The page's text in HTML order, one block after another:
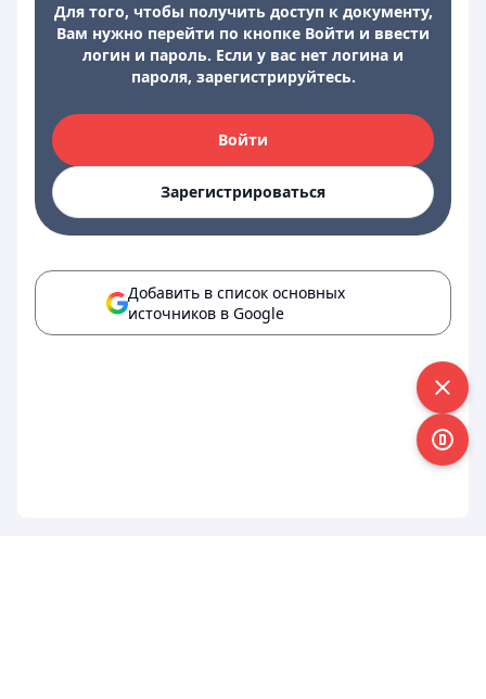
Для того, чтобы получить доступ к документу,
Вам нужно перейти по кнопке Войти и ввести
логин и пароль. Если у вас нет логина и
пароля, зарегистрируйтесь.
Войти
Зарегистрироваться
Добавить в список основных
источников в Google